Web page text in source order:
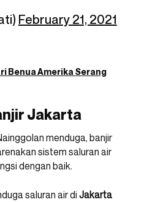
February 21, 2021
Benua Amerika Serang
Jakarta
menduga, banjir
sistem saluran air
dengan baik.
saluran air di Jakarta